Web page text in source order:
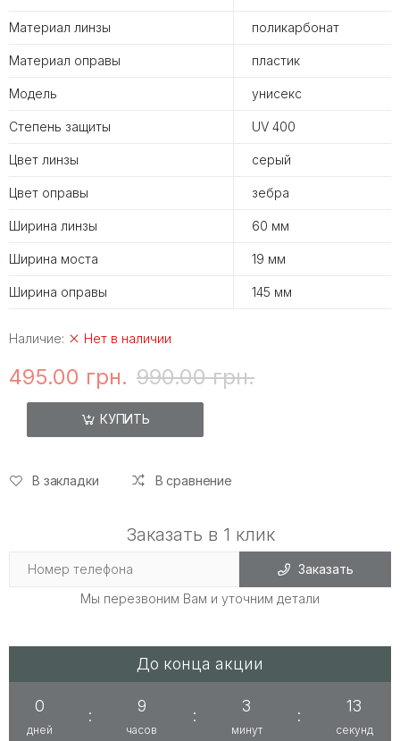
Материал линзы поликарбонат
Материал оправы пластик
Модель унисекс
Степень защиты UV 400
Цвет линзы серый
Цвет оправы зебра
Ширина линзы 60 мм
Ширина моста 19 мм
Ширина оправы 145 мм
Наличие: Нет в наличии
495.00 грн. 990.00 грн.
КУПИТЬ
В закладки В сравнение
Заказать в 1 клик
Заказать
Мы перезвоним Вам и уточним детали
До конца акции
0
дней
:
9
часов
:
3
минут
:
13
секунд